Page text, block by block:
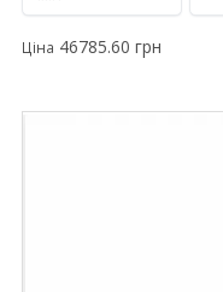
Ціна 46785.60 грн